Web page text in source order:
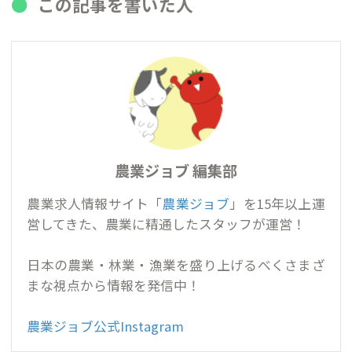
農業ジョブ 編集部
農業求人情報サイト「農業ジョブ 」を15年以上運
営してきた、農業に精通したスタッフが運営！
日本の農業・林業・漁業を盛り上げるべくさまざ
まな視点から情報を発信中！
農業ジョブ公式Instagram